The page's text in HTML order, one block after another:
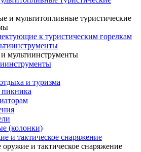
и мультитопливные туристические
к туристическим горелкам
мультиинструменты
и туризма
(колонки)
и тактическое снаряжение
и тактическое снаряжение